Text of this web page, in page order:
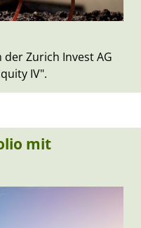
Zurich Invest AG
IV".
mit